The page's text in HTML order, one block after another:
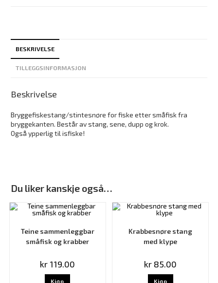
BESKRIVELSE
TILLEGGSINFORMASJON
Beskrivelse
Bryggefiskestang/stintesnøre for fiske etter småfisk fra
bryggekanten. Består av stang, sene, dupp og krok.
Også ypperlig til isfiske!
Du liker kanskje også…
Teine sammenleggbar
småfisk og krabber
kr 119.00
Kjøp
Krabbesnøre stang
med klype
kr 85.00
Kjøp